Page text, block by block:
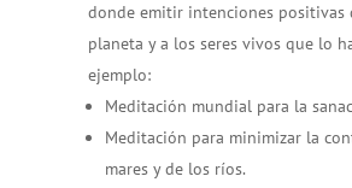
donde emitir intenciones positivas
planeta y a los seres vivos que lo
ejemplo:
Meditación mundial para la
Meditación para minimizar la
mares y de los ríos.